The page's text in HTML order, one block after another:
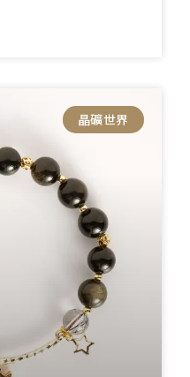
晶礦世界